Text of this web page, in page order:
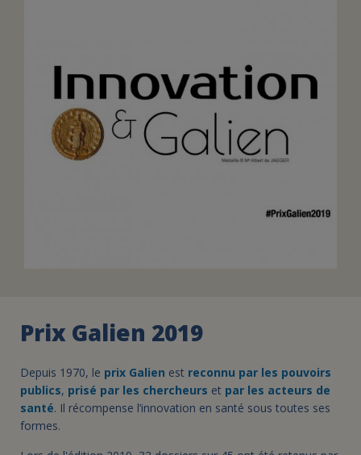
ASSURANCE VIE/LEGS
ESPACE PRESSE
UN PETIT PRINCE
Prix Galien 2019
Depuis 1970, le prix Galien est reconnu par les pouvoirs
publics, prisé par les chercheurs et par les acteurs de
santé. Il récompense l’innovation en santé sous toutes ses
formes.